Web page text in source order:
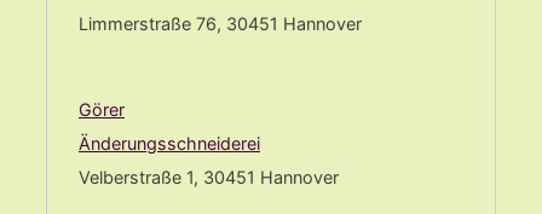
Limmerstraße 76, 30451 Hannover
Görer
Änderungsschneiderei
Velberstraße 1, 30451 Hannover